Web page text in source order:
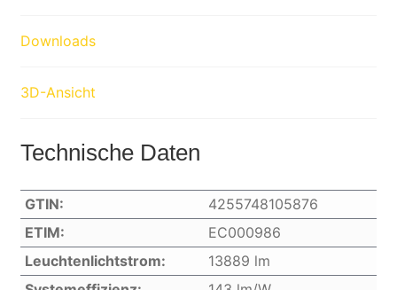
Downloads
3D-Ansicht
Technische Daten
GTIN:
4255748105876
ETIM:
EC000986
Leuchtenlichtstrom:
13889 lm